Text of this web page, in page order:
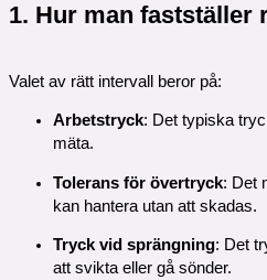
1. Hur man fastställer
Valet av rätt intervall beror på:
Arbetstryck: Det typiska
mäta.
Tolerans för övertryck: Det
kan hantera utan att skadas.
Tryck vid sprängning: Det
att svikta eller gå sönder.